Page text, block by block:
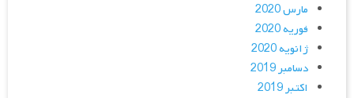
مارس 2020
فوریه 2020
ژانویه 2020
دسامبر 2019
اکتبر 2019